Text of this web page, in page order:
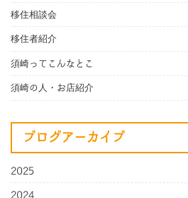
移住相談会
移住者紹介
須崎ってこんなとこ
須崎の人・お店紹介
ブログアーカイブ
2025
2024